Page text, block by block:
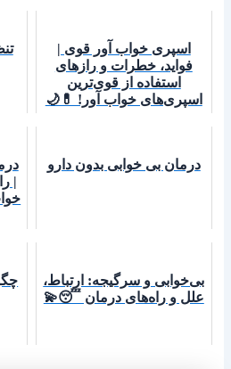
اسپری خواب آور قوی |
فواید، خطرات و رازهای
استفاده از قوی‌ترین
اسپری‌های خواب آور! 💊🌙
درمان بی خوابی بدون دارو
|
بی‌خوابی و سرگیجه: ارتباط،
علل و راه‌های درمان 😴💫